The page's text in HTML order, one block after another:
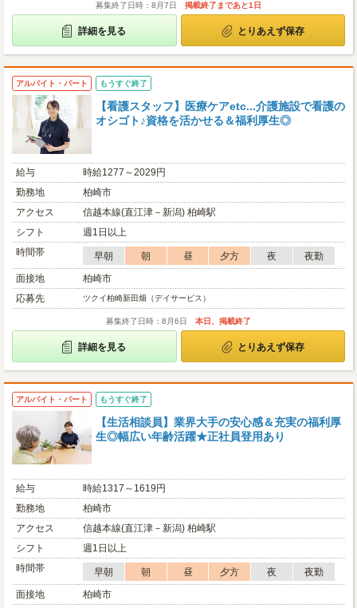
募集終了日時：8月7日 掲載終了まであと1日
詳細を見る とりあえず保存
アルバイト・パート もうすぐ終了
【看護スタッフ】医療ケアetc...介護施設で看護の
オシゴト♪資格を活かせる＆福利厚生◎
給与
時給1277～2029円
勤務地
柏崎市
アクセス
信越本線(直江津－新潟) 柏崎駅
シフト
週1日以上
時間帯
早朝 朝 昼 夕方 夜
夜勤
面接地
柏崎市
応募先
ツクイ柏崎新田畑（デイサービス）
募集終了日時：8月6日 本日、掲載終了
詳細を見る とりあえず保存
アルバイト・パート もうすぐ終了
【生活相談員】業界大手の安心感＆充実の福利厚
生◎幅広い年齢活躍★正社員登用あり
給与
時給1317～1619円
勤務地
柏崎市
アクセス
信越本線(直江津－新潟) 柏崎駅
シフト
週1日以上
時間帯
早朝 朝 昼 夕方 夜
夜勤
面接地
柏崎市